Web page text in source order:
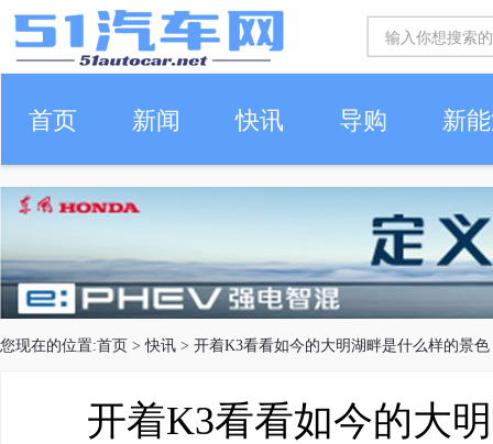
首页 新闻 快讯 导购 新
车生活
您现在的位置:首页 >快讯 > 开着K3看看如今的大明湖畔是什么样的景色
开着K3看看如今的大